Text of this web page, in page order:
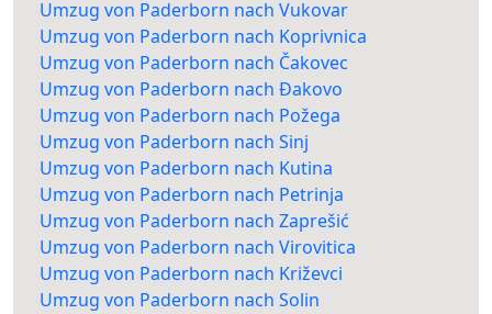
Umzug von Paderborn nach Vukovar
Umzug von Paderborn nach Koprivnica
Umzug von Paderborn nach Čakovec
Umzug von Paderborn nach Đakovo
Umzug von Paderborn nach Požega
Umzug von Paderborn nach Sinj
Umzug von Paderborn nach Kutina
Umzug von Paderborn nach Petrinja
Umzug von Paderborn nach Zaprešić
Umzug von Paderborn nach Virovitica
Umzug von Paderborn nach Križevci
Umzug von Paderborn nach Solin